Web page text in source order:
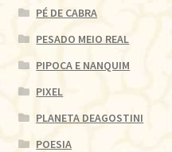
PÉ DE CABRA
PESADO MEIO REAL
PIPOCA E NANQUIM
PIXEL
PLANETA DEAGOSTINI
POESIA